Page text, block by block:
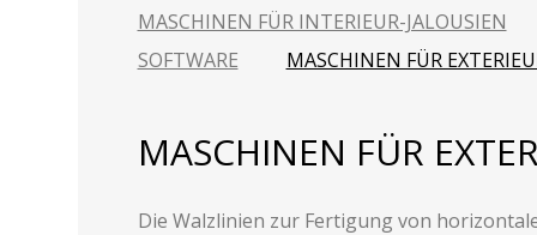
MASCHINEN FÜR INTERIEUR-JALOUSIEN
SOFTWARE
MASCHINEN FÜR
MASCHINEN FÜR
Die Walzlinien zur Fertigung von